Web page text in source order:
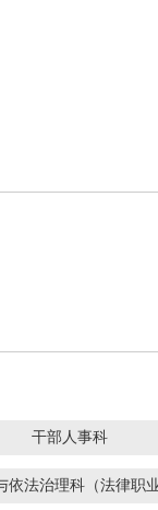
干部人事科